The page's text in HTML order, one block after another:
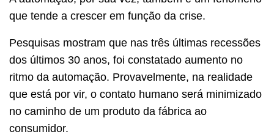
que tende a crescer em função da crise.
Pesquisas mostram que nas três últimas recessões
dos últimos 30 anos, foi constatado aumento no
ritmo da automação. Provavelmente, na realidade
que está por vir, o contato humano será minimizado
no caminho de um produto da fábrica ao
consumidor.